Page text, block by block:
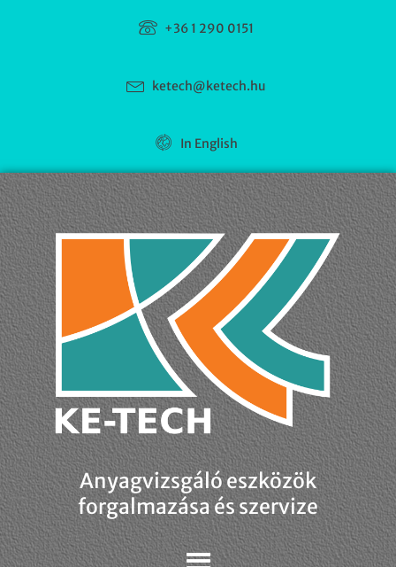
+36 1 290 0151
ketech@ketech.hu
In English
Anyagvizsgáló eszközök
forgalmazása és szervize